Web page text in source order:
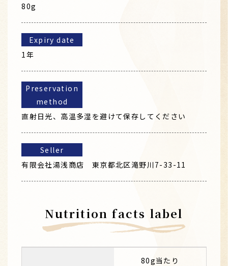
80g
Expiry date
1年
Preservation
method
直射日光、高温多湿を避けて保存してください
Seller
有限会社湯浅商店 東京都北区滝野川7-33-11
Nutrition facts label
80g当たり